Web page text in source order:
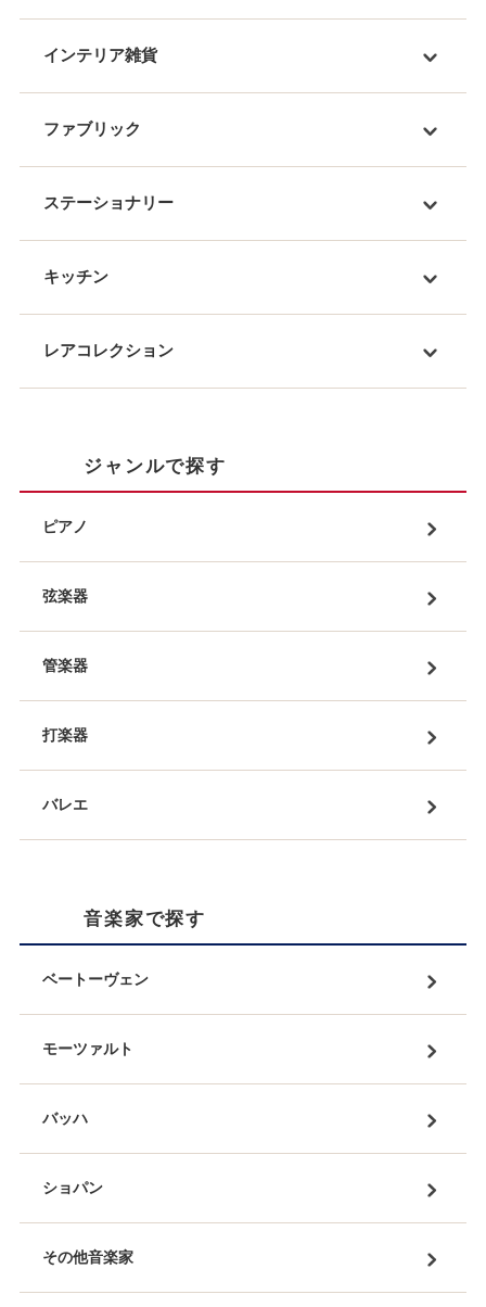
インテリア雑貨
ファブリック
ステーショナリー
キッチン
レアコレクション
ジャンルで探す
ピアノ
弦楽器
管楽器
打楽器
バレエ
音楽家で探す
ベートーヴェン
モーツァルト
バッハ
ショパン
その他音楽家